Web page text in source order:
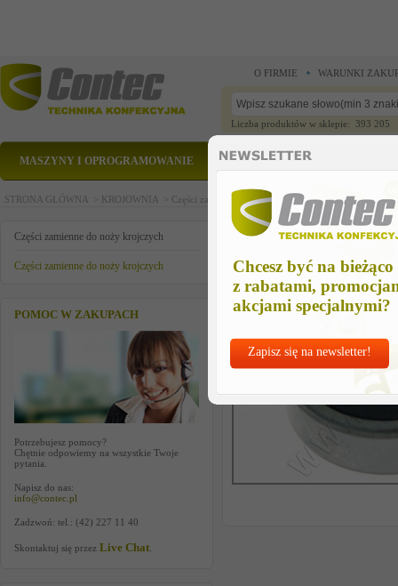
Chcesz być na bieżąco
z rabatami,
akcjami specjalnymi?
Zapisz się na newsletter!
O FIRMIE WARUNKI
Liczba produktów w sklepie: 393 205
MASZYNY I OPROGRAMOWANIE CZĘŚCI ZAMIENNE
STRONA GŁÓWNA > KROJOWNIA > Części zamienne do noży krojczych >Części
Części zamienne do noży krojczych
Części zamienne do noży krojczych
POMOC W ZAKUPACH
Potrzebujesz pomocy?
Chętnie odpowiemy na wszystkie Twoje
pytania.
Napisz do nas:
info@contec.pl
Zadzwoń: tel.: (42) 227 11 40
Skontaktuj się przez Live Chat
łożysko